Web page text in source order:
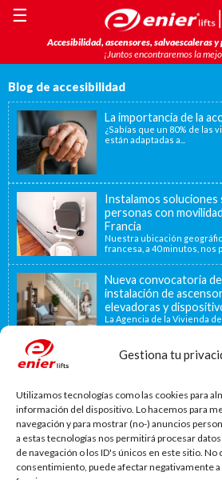
Gestiona tu
Utilizamos tecnologías como las cookies para
información del dispositivo. Lo hacemos para
navegación y para mostrar (no-) anuncios
a estas tecnologías nos permitirá procesar
de navegación o los ID's únicos en este sitio.
consentimiento, puede afectar negativamente
Accesibilidad, ascensores, salvaescaleras
¡Juntos encontraremos la
☰
Blog de accesibilidad
La importancia de la
¿Sabías que un 80% de las
están adaptadas a...
Instalamos soluciones
personas con
Francia
Nuestra ubicación
francesa, a 40 minutos, nos
Nueva convocatoria de
instalación de
elevadoras y
La Agencia de la Vivienda
15 de noviembre de...
La accesibilidad
MAS NOTICIAS